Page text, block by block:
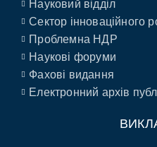
Науковий відділ
Сектор інноваційного
Проблемна НДР
Наукові форуми
Фахові видання
Електронний архів